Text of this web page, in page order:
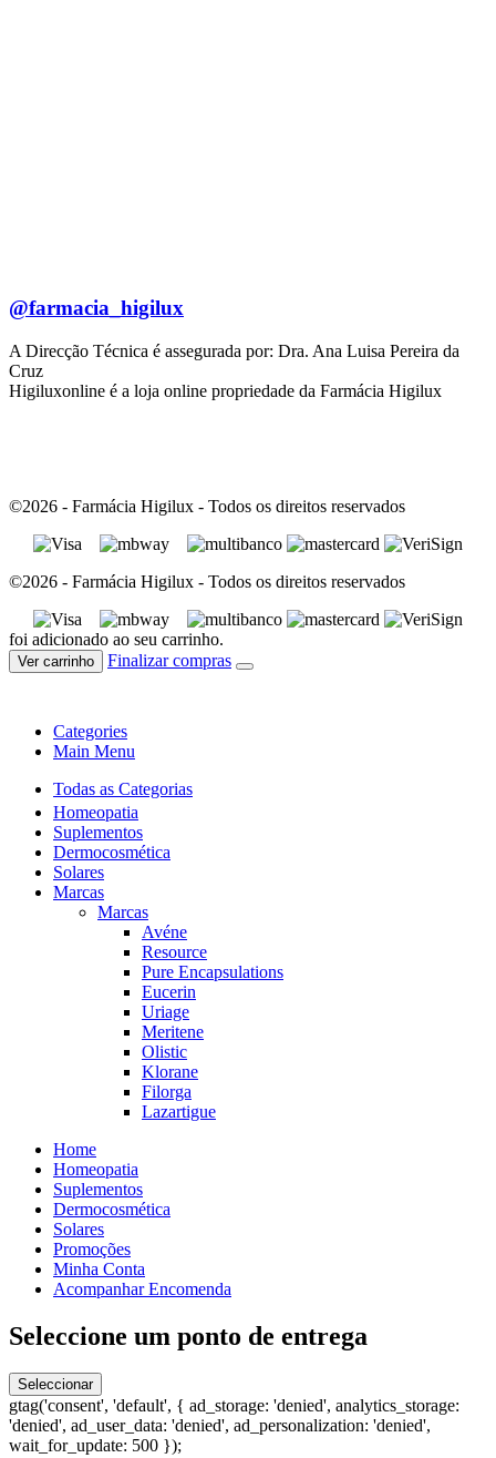
@farmacia_higilux
A Direcção Técnica é assegurada por: Dra. Ana Luisa Pereira da
Cruz
Higiluxonline é a loja online propriedade da Farmácia Higilux
©2026 - Farmácia Higilux - Todos os direitos reservados
©2026 - Farmácia Higilux - Todos os direitos reservados
foi adicionado ao seu carrinho.
Ver carrinho Finalizar compras
Categories
Main Menu
Todas as Categorias
Homeopatia
Suplementos
Dermocosmética
Solares
Marcas
Marcas
Avéne
Resource
Pure Encapsulations
Eucerin
Uriage
Meritene
Olistic
Klorane
Filorga
Lazartigue
Home
Homeopatia
Suplementos
Dermocosmética
Solares
Promoções
Minha Conta
Acompanhar Encomenda
Seleccione um ponto de entrega
Seleccionar
gtag('consent', 'default', { ad_storage: 'denied', analytics_storage:
'denied', ad_user_data: 'denied', ad_personalization: 'denied',
wait_for_update: 500 });